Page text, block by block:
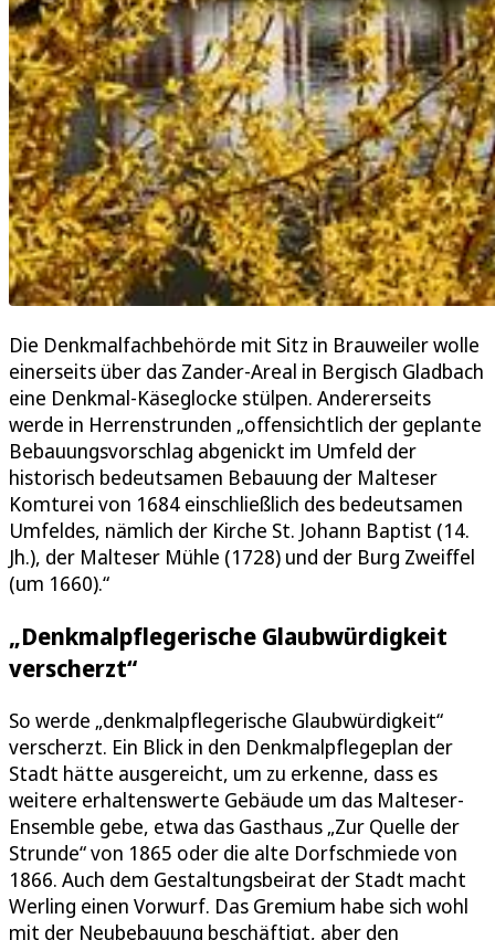
Die Denkmalfachbehörde mit Sitz in Brauweiler wolle
einerseits über das Zander-Areal in Bergisch Gladbach
eine Denkmal-Käseglocke stülpen. Andererseits
werde in Herrenstrunden „offensichtlich der geplante
Bebauungsvorschlag abgenickt im Umfeld der
historisch bedeutsamen Bebauung der Malteser
Komturei von 1684 einschließlich des bedeutsamen
Umfeldes, nämlich der Kirche St. Johann Baptist (14.
Jh.), der Malteser Mühle (1728) und der Burg Zweiffel
(um 1660).“
„Denkmalpflegerische Glaubwürdigkeit
verscherzt“
So werde „denkmalpflegerische Glaubwürdigkeit“
verscherzt. Ein Blick in den Denkmalpflegeplan der
Stadt hätte ausgereicht, um zu erkenne, dass es
weitere erhaltenswerte Gebäude um das Malteser-
Ensemble gebe, etwa das Gasthaus „Zur Quelle der
Strunde“ von 1865 oder die alte Dorfschmiede von
1866. Auch dem Gestaltungsbeirat der Stadt macht
Werling einen Vorwurf. Das Gremium habe sich wohl
mit der Neubebauung beschäftigt, aber den